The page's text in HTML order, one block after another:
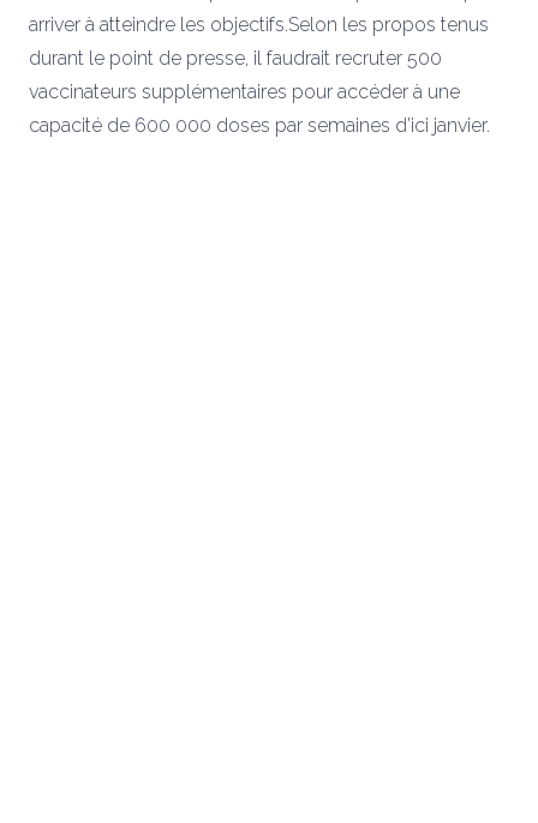
arriver à atteindre les objectifs.Selon les propos tenus
durant le point de presse, il faudrait recruter 500
vaccinateurs supplémentaires pour accéder à une
capacité de 600 000 doses par semaines d’ici janvier.